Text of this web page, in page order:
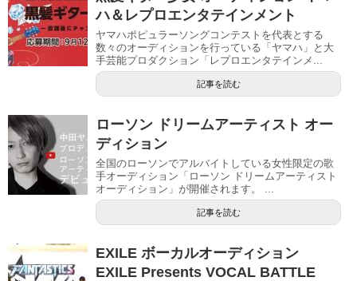
ハ＆レプロエンタテインメント
ヤマハポピュラーソングコンテストを代表とする
数々のオーディションを行っている「ヤマハ」と大
手芸能プロダクション「レプロエンタテインメ...
記事を読む
ローソン ドリームアーティスト オー
ディション
全国のローソンでアルバイトしている女性限定の歌
手オーディション「ローソン ドリームアーティスト
オーディション」が開催されます。 ...
記事を読む
EXILE ボーカルオーディション
EXILE Presents VOCAL BATTLE